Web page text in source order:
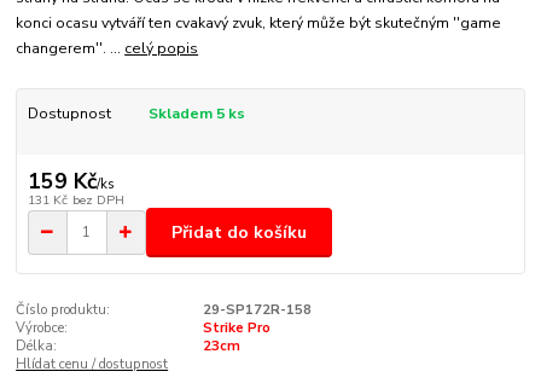
konci ocasu vytváří ten cvakavý zvuk, který může být skutečným ''game
changerem''. ... celý popis
Dostupnost Skladem 5 ks
159 Kč/ks
131 Kč bez DPH
Přidat do košíku
Číslo produktu:
29-SP172R-158
Výrobce:
Strike Pro
Délka:
23cm
Hlídat cenu / dostupnost